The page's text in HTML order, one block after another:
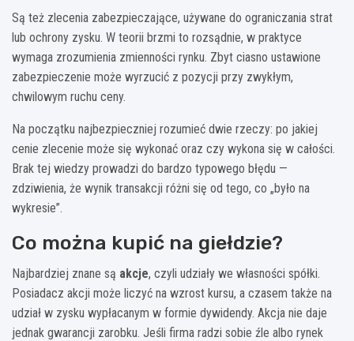
Są też zlecenia zabezpieczające, używane do ograniczania strat
lub ochrony zysku. W teorii brzmi to rozsądnie, w praktyce
wymaga zrozumienia zmienności rynku. Zbyt ciasno ustawione
zabezpieczenie może wyrzucić z pozycji przy zwykłym,
chwilowym ruchu ceny.
Na początku najbezpieczniej rozumieć dwie rzeczy: po jakiej
cenie zlecenie może się wykonać oraz czy wykona się w całości.
Brak tej wiedzy prowadzi do bardzo typowego błędu —
zdziwienia, że wynik transakcji różni się od tego, co „było na
wykresie”.
Co można kupić na giełdzie?
Najbardziej znane są akcje, czyli udziały we własności spółki.
Posiadacz akcji może liczyć na wzrost kursu, a czasem także na
udział w zysku wypłacanym w formie dywidendy. Akcja nie daje
jednak gwarancji zarobku. Jeśli firma radzi sobie źle albo rynek